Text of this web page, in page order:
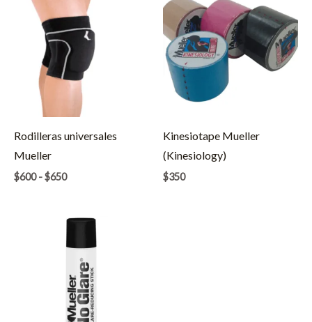
Rodilleras universales
Mueller
$600 -$650Rango
$600
hasta
$650
Kinesiotape Mueller
(Kinesiology)
$350